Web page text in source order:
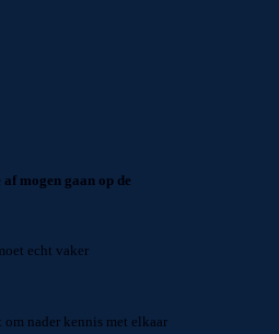
mogen gaan op de
echt vaker
nader kennis met elkaar